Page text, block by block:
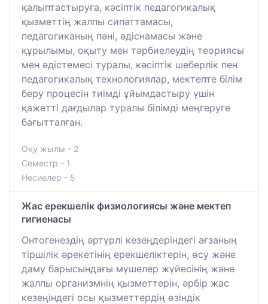
қалыптастыруға, кәсіптік педагогикалық
қызметтің жалпы сипаттамасы,
педагогиканың пәні, әдіснамасы және
құрылымы, оқыту мен тәрбиелеудің теориясы
мен әдістемесі туралы, кәсіптік шеберлік пен
педагогикалық технологиялар, мектепте білім
беру процесін тиімді ұйымдастыру үшін
қажетті дағдылар туралы білімді меңгеруге
бағытталған.
Оқу жылы - 2
Семестр - 1
Несиелер - 5
Жас ерекшелік физиологиясы және мектеп
гигиенасы
Онтогенездің әртүрлі кезеңдеріндегі ағзаның
тіршілік әрекетінің ерекшеліктерін, өсу және
даму барысындағы мүшелер жүйесінің және
жалпы организмнің қызметтерін, әрбір жас
кезеңіндегі осы қызметтердің өзіндік